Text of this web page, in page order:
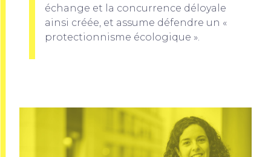
échange et la concurrence déloyale
ainsi créée, et assume défendre un «
protectionnisme écologique ».